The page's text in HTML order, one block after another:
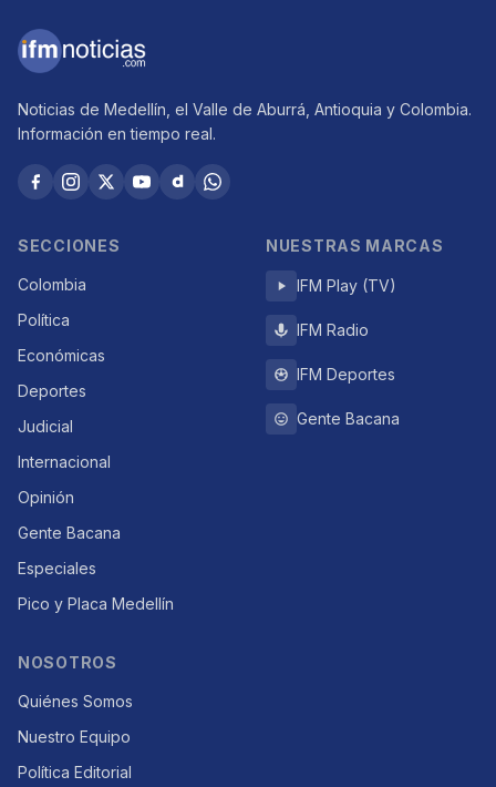
Noticias de Medellín, el Valle de Aburrá, Antioquia y Colombia.
Información en tiempo real.
SECCIONES
Colombia
Política
Económicas
Deportes
Judicial
Internacional
Opinión
Gente Bacana
Especiales
Pico y Placa Medellín
NUESTRAS MARCAS
IFM Play (TV)
IFM Radio
IFM Deportes
Gente Bacana
NOSOTROS
Quiénes Somos
Nuestro Equipo
Política Editorial